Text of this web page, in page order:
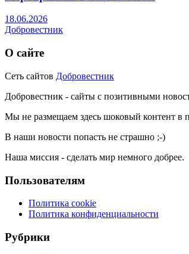
18.06.2026
Добровестник
О сайте
Сеть сайтов Добровестник
Добровестник - сайты с позитивными
Мы не размещаем здесь шоковый контент в
В наши новости попасть не страшно ;-)
Наша миссия - сделать мир немного добрее.
Пользователям
Политика cookie
Политика конфиденциальности
Рубрики